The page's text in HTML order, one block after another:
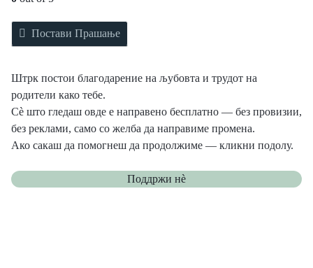
Постави Прашање
Штрк постои благодарение на љубовта и трудот на
родители како тебе.
Сè што гледаш овде е направено бесплатно — без провизии,
без реклами, само со желба да направиме промена.
Ако сакаш да помогнеш да продолжиме — кликни подолу.
Поддржи нѐ